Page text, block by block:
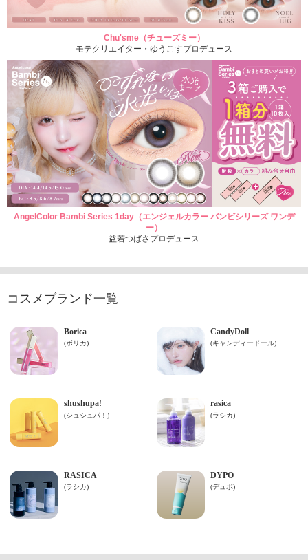
Chu'sme（チューズミー）
モテクリエイター・ゆうこすプロデュース
AngelColor Bambi Series 1day（エンジェルカラー バンビシリーズ ワンデ
ー）
益若つばさプロデュース
コスメブランド一覧